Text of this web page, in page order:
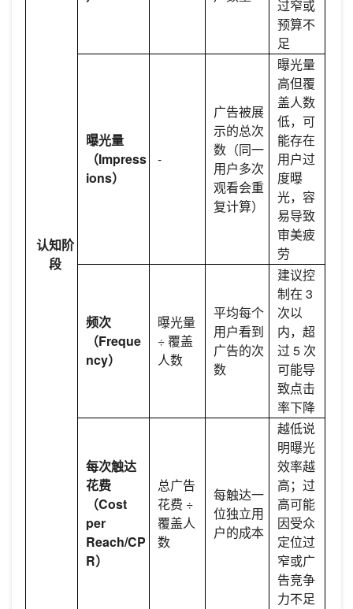
认知阶
段
过窄或
预算不
足
曝光量
（Impress
ions）
-
广告被展
示的总次
数（同一
用户多次
观看会重
复计算）
曝光量
高但覆
盖人数
低，可
能存在
用户过
度曝
光，容
易导致
审美疲
劳
频次
（Freque
ncy）
曝光量
÷ 覆盖
人数
平均每个
用户看到
广告的次
数
建议控
制在 3
次以
内，超
过 5 次
可能导
致点击
率下降
每次触达
花费
（Cost
per
Reach/CP
R）
总广告
花费 ÷
覆盖人
数
每触达一
位独立用
户的成本
越低说
明曝光
效率越
高；过
高可能
因受众
定位过
窄或广
告竞争
力不足